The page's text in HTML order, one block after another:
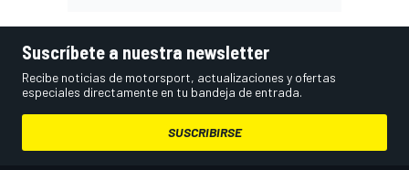
Suscríbete a nuestra newsletter
Recibe noticias de motorsport, actualizaciones y ofertas
especiales directamente en tu bandeja de entrada.
SUSCRIBIRSE